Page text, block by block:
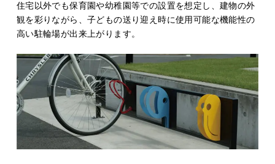
住宅以外でも保育園や幼稚園等での設置を想定し、建物の外
観を彩りながら、子どもの送り迎え時に使用可能な機能性の
高い駐輪場が出来上がります。